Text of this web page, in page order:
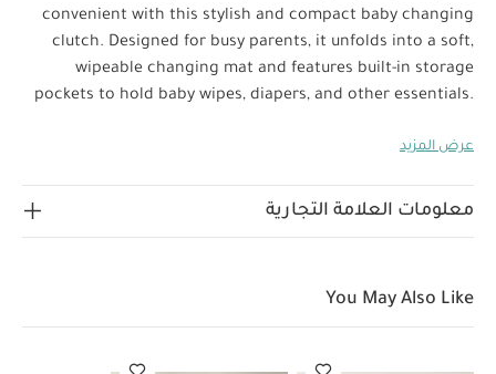
convenient with this stylish and compact baby changing
clutch. Designed for busy parents, it unfolds into a soft,
wipeable changing mat and features built-in storage
pockets to hold baby wipes, diapers, and other essentials.
Water-resistant changing
wipes and diapers securely
Mesh compartment ideal for
Built-in handle loop for easy
Padded changing area for baby’s comfort
عرض المزيد
معلومات العلامة التجارية
You May Also Like